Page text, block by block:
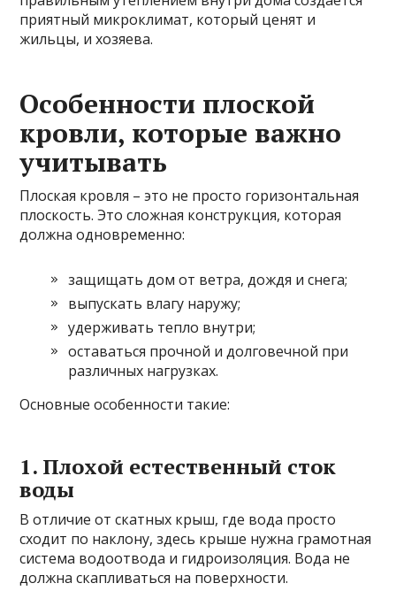
приятный микроклимат, который ценят и
жильцы, и хозяева.
Особенности плоской
кровли, которые важно
учитывать
Плоская кровля – это не просто горизонтальная
плоскость. Это сложная конструкция, которая
должна одновременно:
защищать дом от ветра, дождя и снега;
выпускать влагу наружу;
удерживать тепло внутри;
оставаться прочной и долговечной при
различных нагрузках.
Основные особенности такие:
1. Плохой естественный сток
воды
В отличие от скатных крыш, где вода просто
сходит по наклону, здесь крыше нужна грамотная
система водоотвода и гидроизоляция. Вода не
должна скапливаться на поверхности.